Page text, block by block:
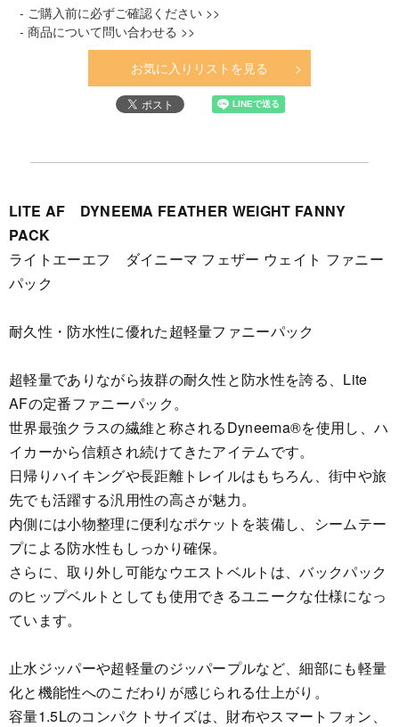
- ご購入前に必ずご確認ください >>
- 商品について問い合わせる >>
お気に入りリストを見る
LITE AF DYNEEMA FEATHER WEIGHT FANNY
PACK
ライトエーエフ ダイニーマ フェザー ウェイト ファニー
パック
耐久性・防水性に優れた超軽量ファニーパック
超軽量でありながら抜群の耐久性と防水性を誇る、Lite
AFの定番ファニーパック。
世界最強クラスの繊維と称されるDyneema®を使用し、ハ
イカーから信頼され続けてきたアイテムです。
日帰りハイキングや長距離トレイルはもちろん、街中や旅
先でも活躍する汎用性の高さが魅力。
内側には小物整理に便利なポケットを装備し、シームテー
プによる防水性もしっかり確保。
さらに、取り外し可能なウエストベルトは、バックパック
のヒップベルトとしても使用できるユニークな仕様になっ
ています。
止水ジッパーや超軽量のジッパープルなど、細部にも軽量
化と機能性へのこだわりが感じられる仕上がり。
容量1.5Lのコンパクトサイズは、財布やスマートフォン、